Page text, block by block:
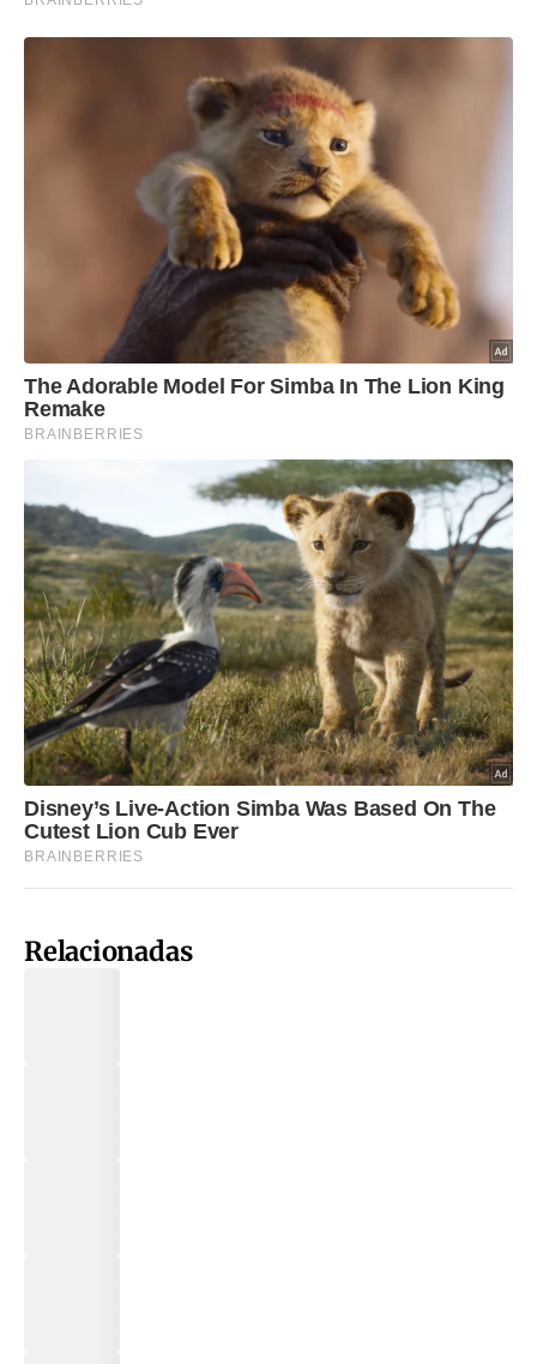
Relacionadas